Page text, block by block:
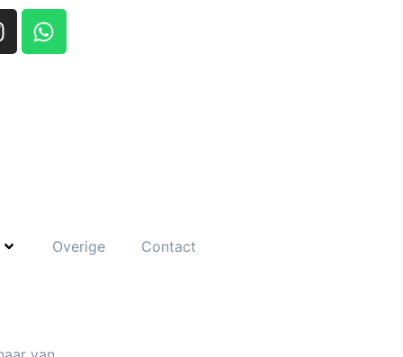
Overige Contact